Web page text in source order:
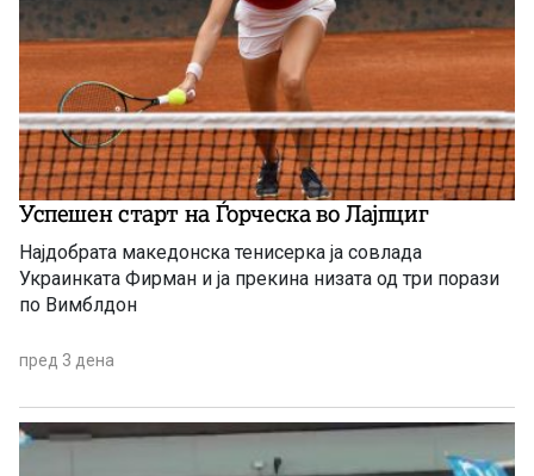
Успешен старт на Ѓорческа во Лајпциг
Најдобрата македонска тенисерка ја совлада
Украинката Фирман и ја прекина низата од три порази
по Вимблдон
пред 3 дена